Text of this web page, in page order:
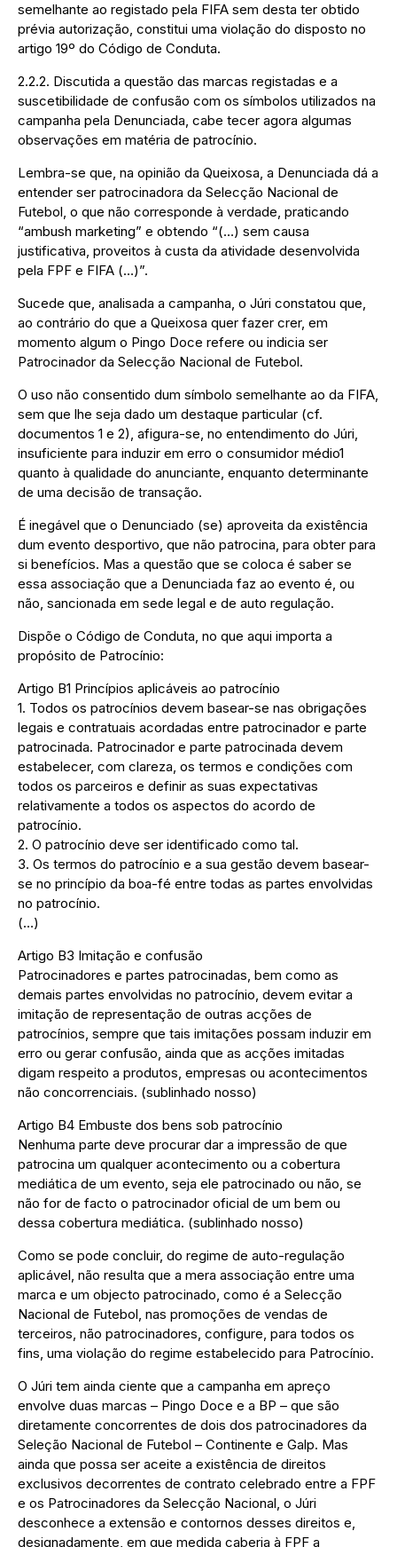
semelhante ao registado pela FIFA sem desta ter obtido
prévia autorização, constitui uma violação do disposto no
artigo 19º do Código de Conduta.
2.2.2. Discutida a questão das marcas registadas e a
suscetibilidade de confusão com os símbolos utilizados na
campanha pela Denunciada, cabe tecer agora algumas
observações em matéria de patrocínio.
Lembra-se que, na opinião da Queixosa, a Denunciada dá a
entender ser patrocinadora da Selecção Nacional de
Futebol, o que não corresponde à verdade, praticando
“ambush marketing” e obtendo “(…) sem causa
justificativa, proveitos à custa da atividade desenvolvida
pela FPF e FIFA (…)”.
Sucede que, analisada a campanha, o Júri constatou que,
ao contrário do que a Queixosa quer fazer crer, em
momento algum o Pingo Doce refere ou indicia ser
Patrocinador da Selecção Nacional de Futebol.
O uso não consentido dum símbolo semelhante ao da FIFA,
sem que lhe seja dado um destaque particular (cf.
documentos 1 e 2), afigura-se, no entendimento do Júri,
insuficiente para induzir em erro o consumidor médio1
quanto à qualidade do anunciante, enquanto determinante
de uma decisão de transação.
É inegável que o Denunciado (se) aproveita da existência
dum evento desportivo, que não patrocina, para obter para
si benefícios. Mas a questão que se coloca é saber se
essa associação que a Denunciada faz ao evento é, ou
não, sancionada em sede legal e de auto regulação.
Dispõe o Código de Conduta, no que aqui importa a
propósito de Patrocínio:
Artigo B1 Princípios aplicáveis ao patrocínio
1. Todos os patrocínios devem basear-se nas obrigações
legais e contratuais acordadas entre patrocinador e parte
patrocinada. Patrocinador e parte patrocinada devem
estabelecer, com clareza, os termos e condições com
todos os parceiros e definir as suas expectativas
relativamente a todos os aspectos do acordo de
patrocínio.
2. O patrocínio deve ser identificado como tal.
3. Os termos do patrocínio e a sua gestão devem basear-
se no princípio da boa-fé entre todas as partes envolvidas
no patrocínio.
(…)
Artigo B3 Imitação e confusão
Patrocinadores e partes patrocinadas, bem como as
demais partes envolvidas no patrocínio, devem evitar a
imitação de representação de outras acções de
patrocínios, sempre que tais imitações possam induzir em
erro ou gerar confusão, ainda que as acções imitadas
digam respeito a produtos, empresas ou acontecimentos
não concorrenciais. (sublinhado nosso)
Artigo B4 Embuste dos bens sob patrocínio
Nenhuma parte deve procurar dar a impressão de que
patrocina um qualquer acontecimento ou a cobertura
mediática de um evento, seja ele patrocinado ou não, se
não for de facto o patrocinador oficial de um bem ou
dessa cobertura mediática. (sublinhado nosso)
Como se pode concluir, do regime de auto-regulação
aplicável, não resulta que a mera associação entre uma
marca e um objecto patrocinado, como é a Selecção
Nacional de Futebol, nas promoções de vendas de
terceiros, não patrocinadores, configure, para todos os
fins, uma violação do regime estabelecido para Patrocínio.
O Júri tem ainda ciente que a campanha em apreço
envolve duas marcas – Pingo Doce e a BP – que são
diretamente concorrentes de dois dos patrocinadores da
Seleção Nacional de Futebol – Continente e Galp. Mas
ainda que possa ser aceite a existência de direitos
exclusivos decorrentes de contrato celebrado entre a FPF
e os Patrocinadores da Selecção Nacional, o Júri
desconhece a extensão e contornos desses direitos e,
designadamente, em que medida caberia à FPF a